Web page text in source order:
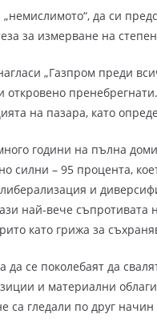
да си
за измерване на
„Газпром преди
откровено
на пазара, като
години на пълна
силни – 95 процента,
и
най-вече
като грижа за
да се поколебаят да
и материални
са гледали по друг